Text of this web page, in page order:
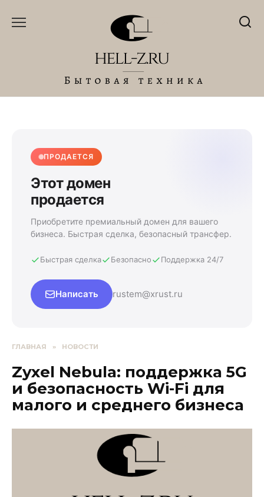
ПРОДАЕТСЯ
Этот домен
продается
Приобретите премиальный домен для вашего
бизнеса. Быстрая сделка, безопасный трансфер.
Быстрая сделка Безопасно Поддержка 24/7
Написать rustem@xrust.ru
ГЛАВНАЯ » НОВОСТИ
Zyxel Nebula: поддержка 5G
и безопасность Wi-Fi для
малого и среднего бизнеса